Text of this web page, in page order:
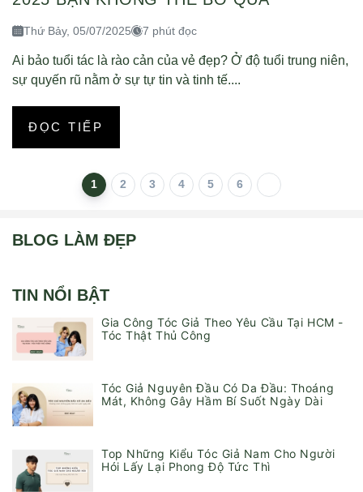
Thứ Bảy, 05/07/2025 7 phút đọc
Ai bảo tuổi tác là rào cản của vẻ đẹp? Ở độ tuổi trung niên,
sự quyến rũ nằm ở sự tự tin và tinh tế....
ĐỌC TIẾP
1 2 3 4 5 6
BLOG LÀM ĐẸP
TIN NỔI BẬT
Gia Công Tóc Giả Theo Yêu Cầu Tại HCM -
Tóc Thật Thủ Công
Tóc Giả Nguyên Đầu Có Da Đầu: Thoáng
Mát, Không Gây Hầm Bí Suốt Ngày Dài
Top Những Kiểu Tóc Giả Nam Cho Người
Hói Lấy Lại Phong Độ Tức Thì